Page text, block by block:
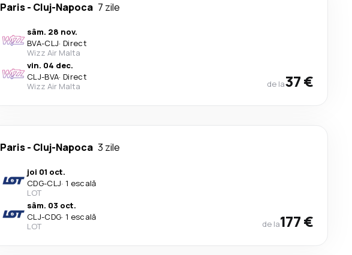
Paris- Cluj-Napoca 7 zile
sâm. 28 nov.
BVA-CLJ· Direct
Wizz Air Malta
vin. 04 dec.
CLJ-BVA· Direct
Wizz Air Malta
de la37 €
Paris- Cluj-Napoca 3 zile
joi 01 oct.
CDG-CLJ· 1 escală
LOT
sâm. 03 oct.
CLJ-CDG· 1 escală
LOT
de la177 €